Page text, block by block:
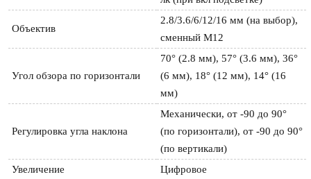
Объектив
2.8/3.6/6/12/16 мм (на выбор),
сменный M12
Угол обзора по горизонтали
70° (2.8 мм), 57° (3.6 мм), 36°
(6 мм), 18° (12 мм), 14° (16
мм)
Регулировка угла наклона
Механически, от -90 до 90°
(по горизонтали), от -90 до 90°
(по вертикали)
Увеличение
Цифровое